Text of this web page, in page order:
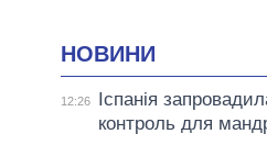
НОВИНИ
12:26
Іспанія
контроль для